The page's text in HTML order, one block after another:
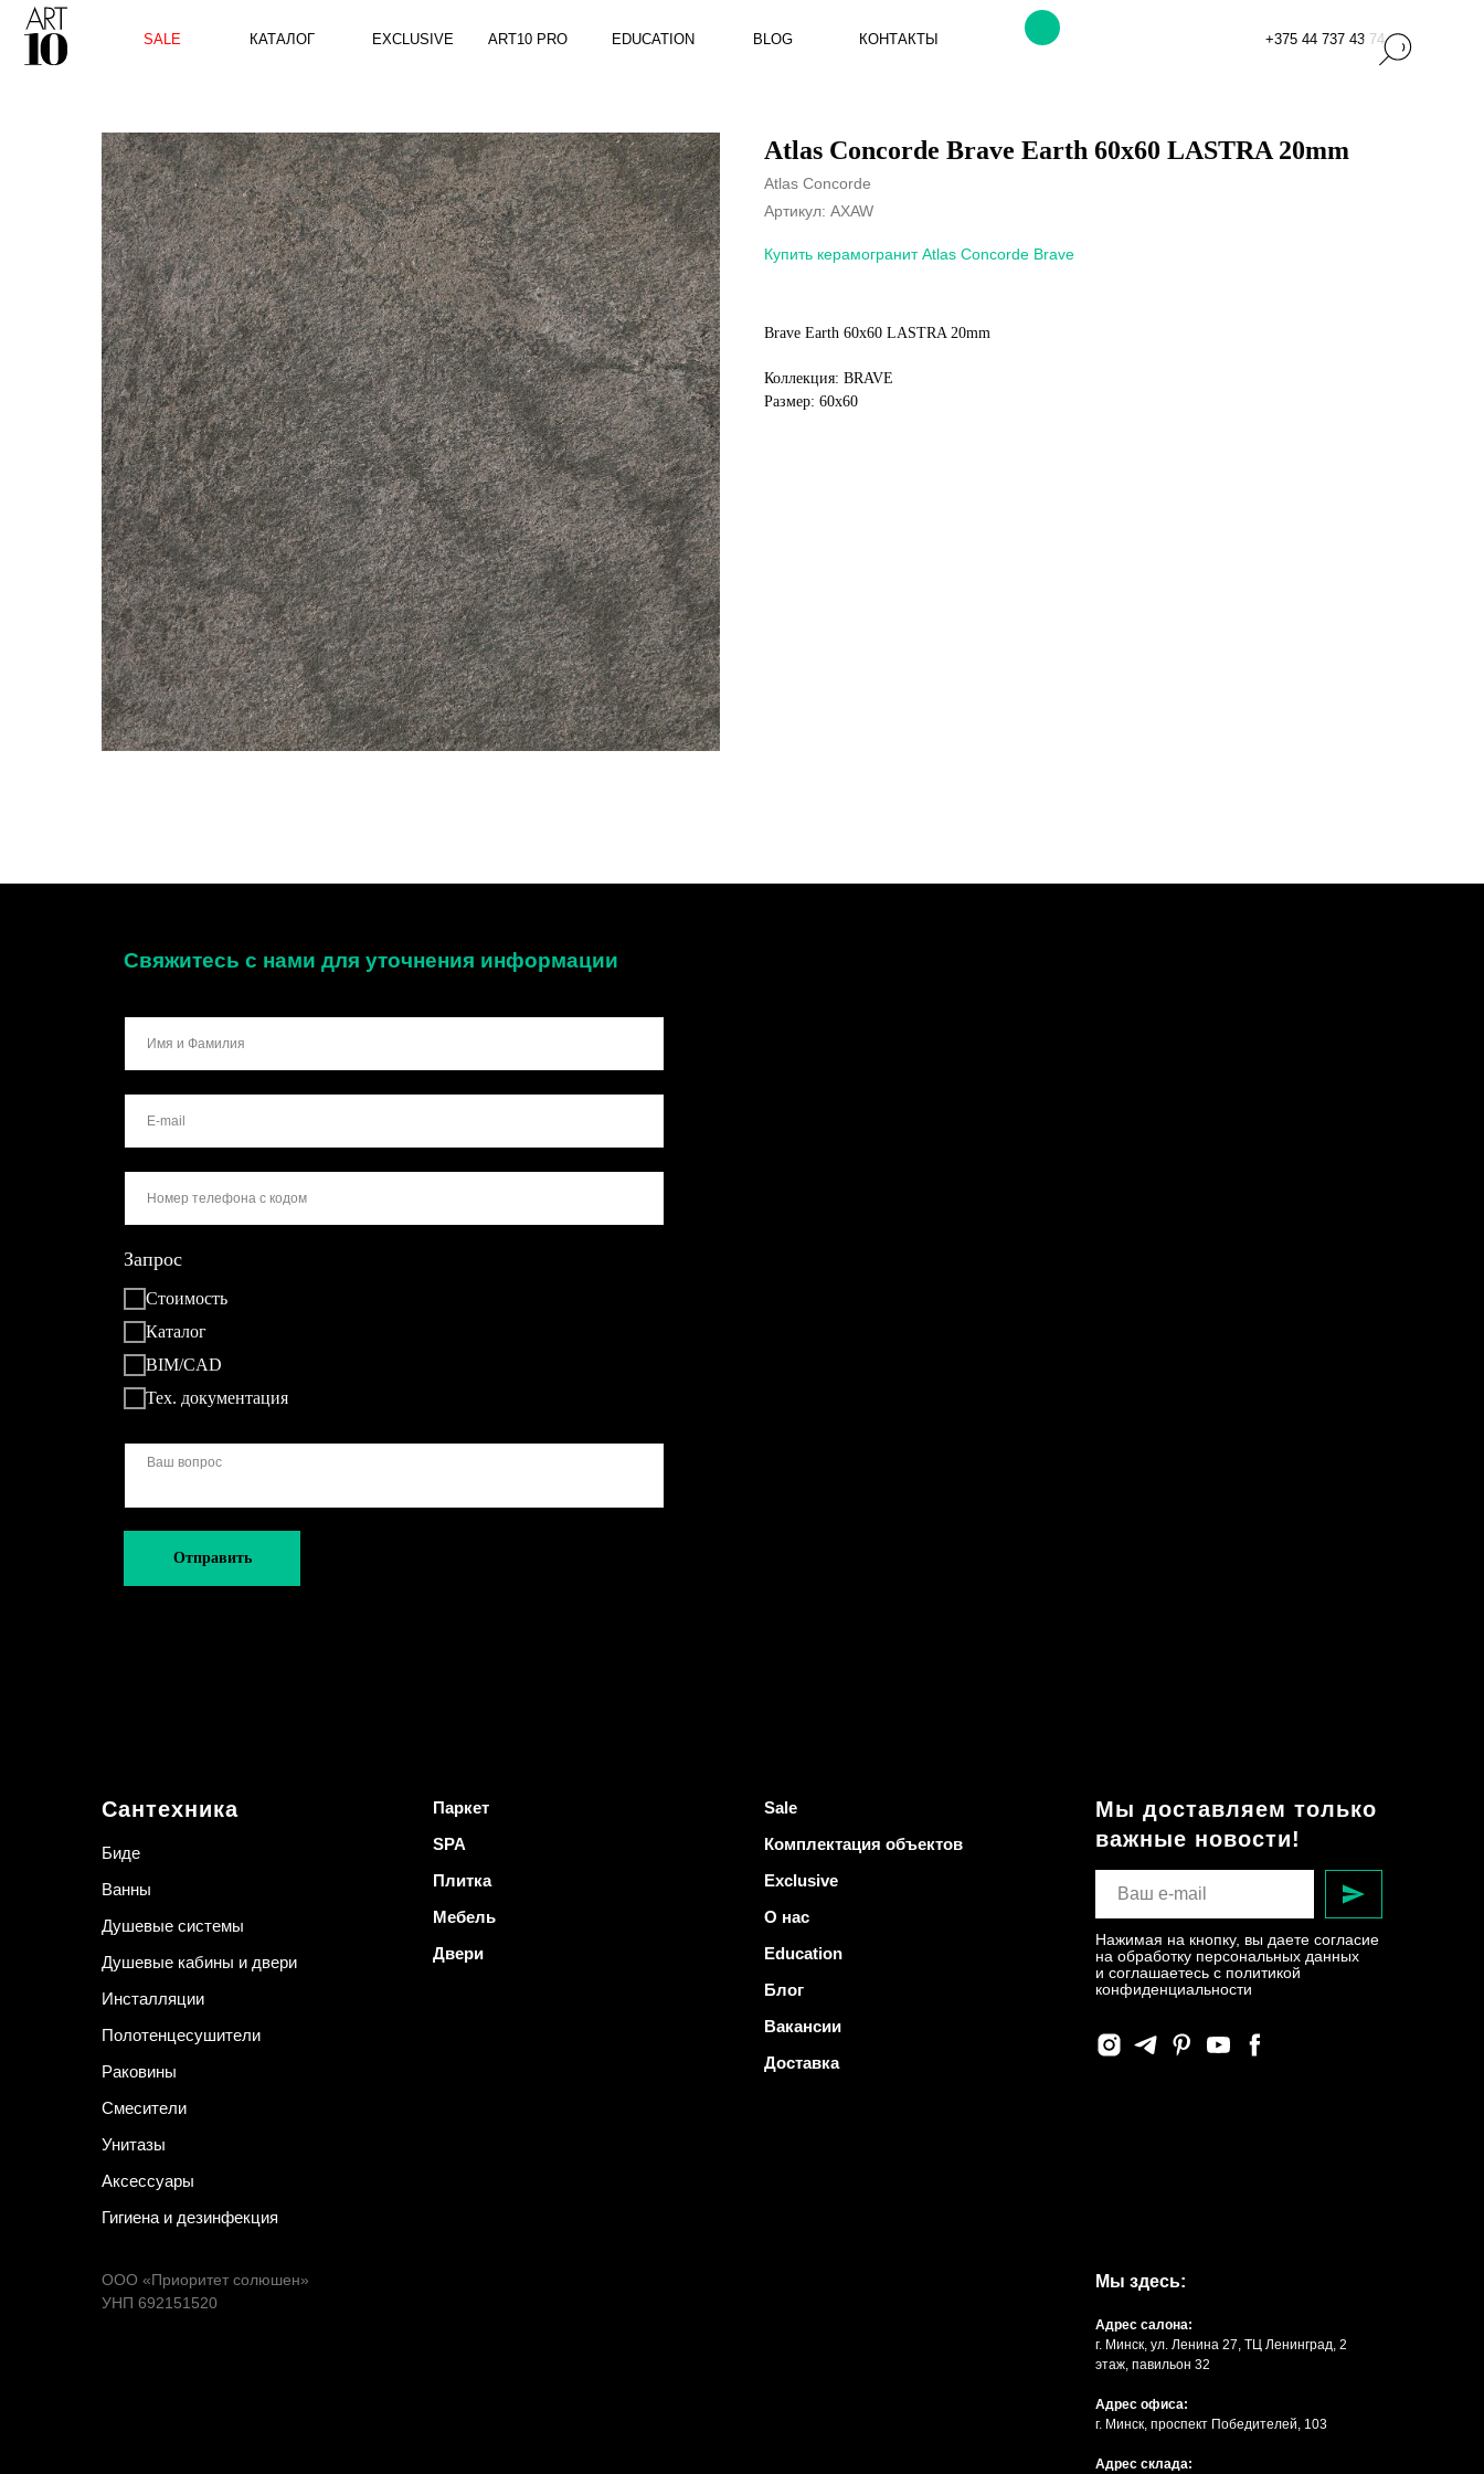
SALE EXCLUSIVE ART10 PRO EDUCATION
КАТАЛОГ BLOG КОНТАКТЫ
Atlas Concorde Brave Earth 60x60 LASTRA 20mm
Atlas Concorde
Артикул: AXAW
Купить керамогранит Atlas Concorde Brave
Brave Earth 60x60 LASTRA 20mm
Коллекция: BRAVE
Размер: 60x60
Запрос
Стоимость
Каталог
BIM/CAD
Тех. документация
Отправить
Свяжитесь с нами для уточнения информации
Сантехника
Биде
Ванны
Душевые системы
Душевые кабины и двери
Инсталляции
Полотенцесушители
Раковины
Смесители
Унитазы
Аксессуары
Гигиена и дезинфекция
Паркет
SPA
Плитка
Мебель
Двери
Sale
Комплектация объектов
Exclusive
О нас
Education
Блог
Вакансии
Доставка
Мы доставляем только
важные новости!
Нажимая на кнопку, вы даете согласие
на обработку персональных данных
и соглашаетесь c политикой
конфиденциальности
ООО «Приоритет солюшен»
УНП 692151520
Мы здесь:
Адрес салона:
г. Минск, ул. Ленина 27, ТЦ Ленинград, 2
этаж, павильон 32
Адрес офиса:
г. Минск, проспект Победителей, 103
Адрес склада: